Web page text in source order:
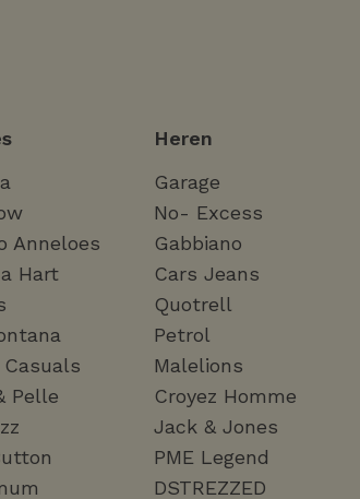
Anneloes
Hart
Casuals
Pelle
Heren
Garage
No- Excess
Gabbiano
Cars Jeans
Quotrell
Petrol
Malelions
Croyez Homme
Jack & Jones
PME Legend
DSTREZZED